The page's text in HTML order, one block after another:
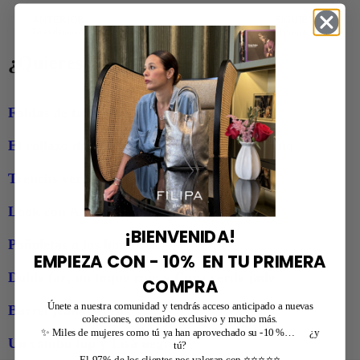
SIGUIENTE
Total denim, camel, animal print y el rojo divino de Freda
¿Quieres ver más looks?
Faldas de tablas
El rollazo de Marta Vera y Mirta azul marino
Trenchs verdes
Look con Adidas Samba y Coco negro
Pañoletas a los hombros
Doble faz, un toque rojo y Cora verde jade
Barrel jeans negros
Un combo top y Lisa negro
¡BIENVENIDA!
EMPIEZA CON - 10% EN TU PRIMERA
COMPRA
Únete a nuestra comunidad y tendrás acceso anticipado a nuevas
colecciones, contenido exclusivo y mucho más.
✨ Miles de mujeres como tú ya han aprovechado su -10 %… ¿y
tú?